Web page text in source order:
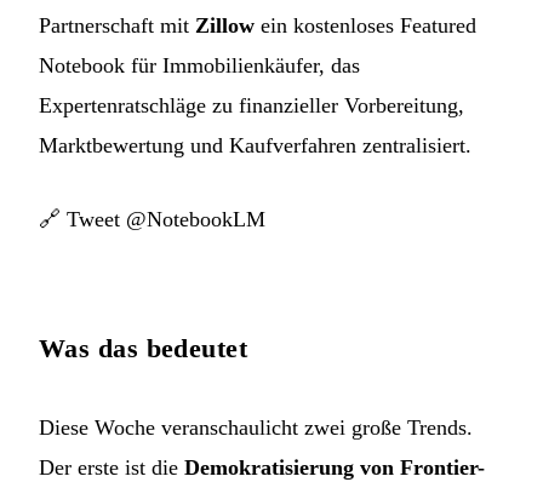
Partnerschaft mit Zillow ein kostenloses Featured
Notebook für Immobilienkäufer, das
Expertenratschläge zu finanzieller Vorbereitung,
Marktbewertung und Kaufverfahren zentralisiert.
🔗 Tweet @NotebookLM
Was das bedeutet
Diese Woche veranschaulicht zwei große Trends.
Der erste ist die Demokratisierung von Frontier-